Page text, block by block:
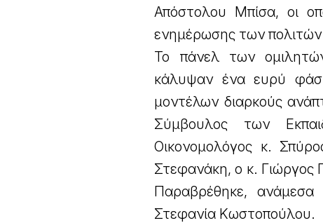
Απόστολου Μπίσα, οι
ενημέρωσης των
Το πάνελ των ομιλητών
κάλυψαν ένα ευρύ
μοντέλων διαρκούς
Σύμβουλος των
Οικονομολόγος κ.
Στεφανάκη, ο κ. Γιώργος
Παραβρέθηκε,
Στεφανία Κωστοπούλου.